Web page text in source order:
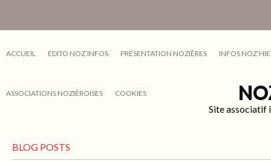
ACCUEIL EDITO NOZ’INFOS PRÉSENTATION NOZIÈRES INFOS
ASSOCIATIONS NOZIÉROISES COOKIES
Site associatif
BLOG POSTS